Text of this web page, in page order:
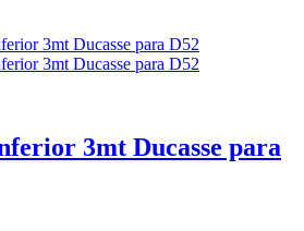
3mt Ducasse para